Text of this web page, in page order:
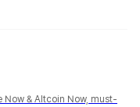
Now & Altcoin Now, must-